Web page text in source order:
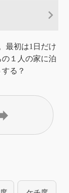
最初は1日だけ
１人の家に泊
る？